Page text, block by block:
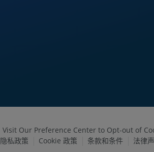
Visit Our Preference Center to Opt-out of
隐私政策 Cookie 政策 条款和条件 法律